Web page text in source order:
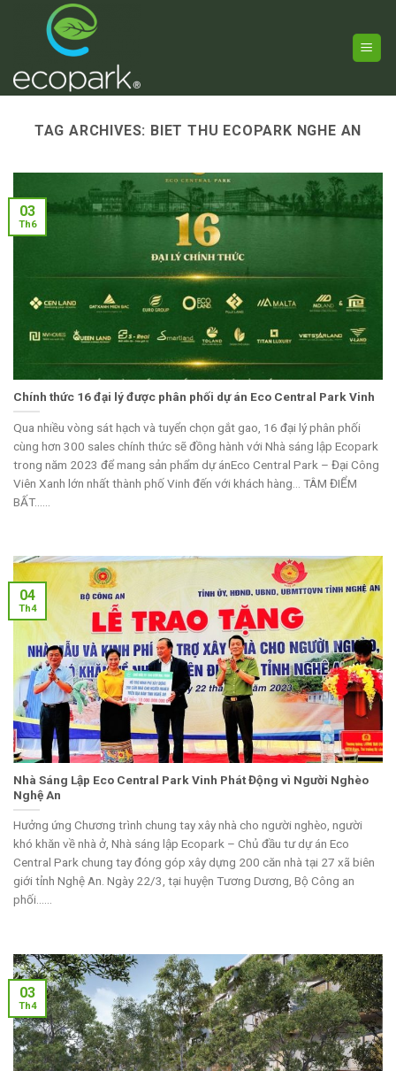
TAG ARCHIVES: BIET THU ECOPARK NGHE AN
Chính thức 16 đại lý được phân phối dự án Eco Central Park Vinh
Qua nhiều vòng sát hạch và tuyển chọn gắt gao, 16 đại lý phân phối
cùng hơn 300 sales chính thức sẽ đồng hành với Nhà sáng lập Ecopark
trong năm 2023 để mang sản phẩm dự ánEco Central Park – Đại Công
Viên Xanh lớn nhất thành phố Vinh đến với khách hàng… TÂM ĐIỂM
BẤT......
03
Th6
Nhà Sáng Lập Eco Central Park Vinh Phát Động vì Người Nghèo
Nghệ An
Hưởng ứng Chương trình chung tay xây nhà cho người nghèo, người
khó khăn về nhà ở, Nhà sáng lập Ecopark – Chủ đầu tư dự án Eco
Central Park chung tay đóng góp xây dựng 200 căn nhà tại 27 xã biên
giới tỉnh Nghệ An. Ngày 22/3, tại huyện Tương Dương, Bộ Công an
phối......
04
Th4
03
Th4